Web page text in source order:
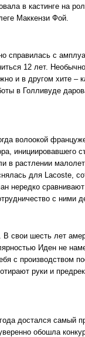
в кастинге на
Маккензи Фой.
справилась с
12 лет.
и в другом хите –
в Голливуде
волоокой
инициировавшего
в растлении
для Lacoste,
нередко
с ними
свои шесть лет
Иден не
с производством
руки и
достался самый
обошла